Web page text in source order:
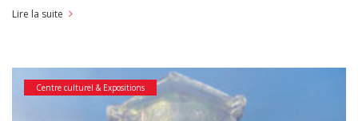
Lire la suite
Centre culturel & Expositions